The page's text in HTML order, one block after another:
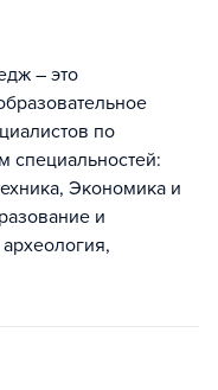
– это
по
Экономика и
и